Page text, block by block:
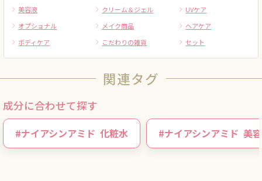
美容液
クリーム＆ジェル
UVケア
オプショナル
メイク商品
ヘアケア
ボディケア
こだわりの雑貨 セット
関連タグ
成分に合わせて探す
#ナイアシンアミド 化粧水 #ナイアシンアミド 美